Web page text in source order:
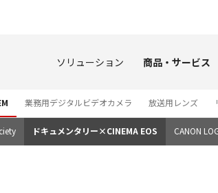
ソリューション 商品・サービス
業務用デジタルビデオカメラ 放送用レンズ
ドキュメンタリー×CINEMA EOS CANON